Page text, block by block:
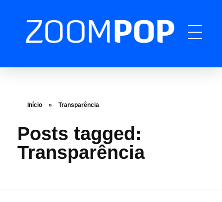
Início » Transparência
Posts tagged:
Transparência